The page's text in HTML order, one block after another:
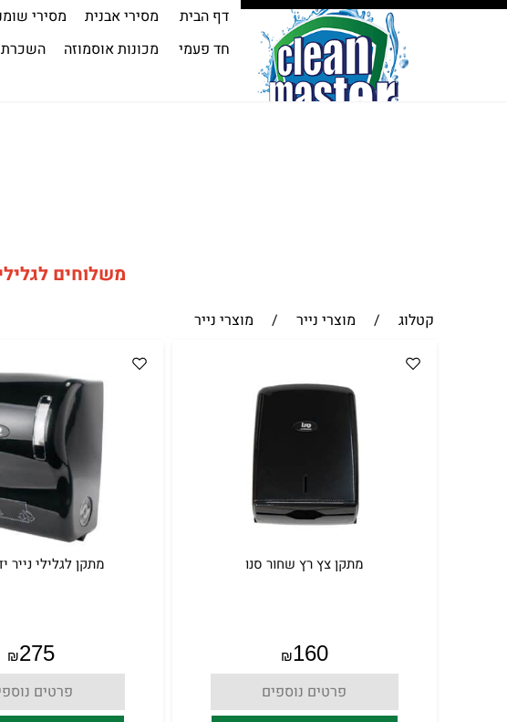
דף הבית מסירי אבנית מסירי
חד פעמי
מכונות אוסמוזה השכרת
משלוחים
קטלוג / מוצרי נייר / מוצרי נייר
מתקן צץ רץ שחור סנו
₪160
פרטים נוספים
מתקן לגלילי נייר
₪275
פרטים